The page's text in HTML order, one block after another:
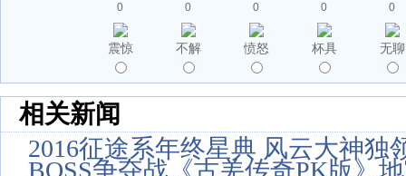
0
震惊
0
不解
0
愤怒
0
杯具
0
无聊
相关新闻
2016征途系年终星典 风云大神独
BOSS争夺战《古羌传奇PK版》